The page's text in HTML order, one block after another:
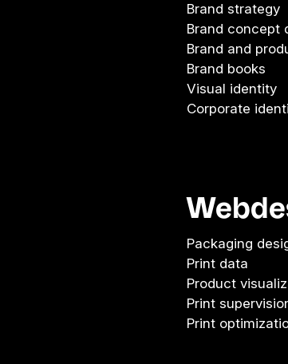
Brand strategy
Brand concept
Brand and
Brand books
Visual identity
Corporate
Packaging
Print data
Product
Print
Print